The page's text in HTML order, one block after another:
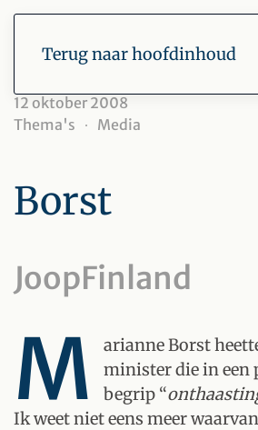
Terug naar hoofdinhoud
12 oktober 2008
Thema's
Media
Borst
JoopFinland
M
arianne Borst
minister die in een
begrip “
Ik weet niet eens meer